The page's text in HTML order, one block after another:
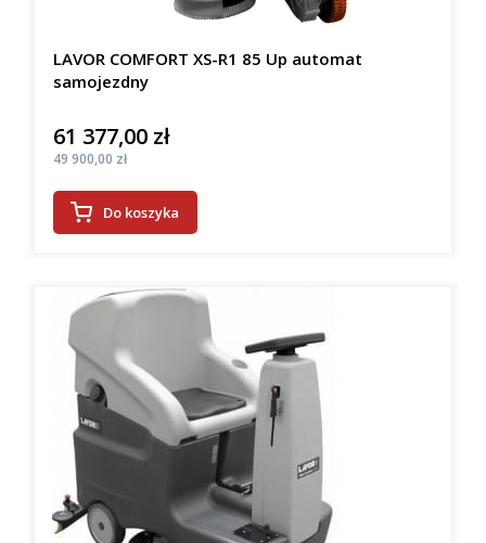
LAVOR COMFORT XS-R1 85 Up automat
samojezdny
Cena
61 377,00 zł
Cena
49 900,00 zł
Do koszyka